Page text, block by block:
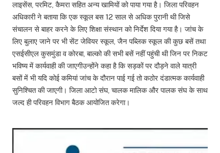
लाइसेंस, परमिट, कैमरा सहित अन्य खामियों को पाया गया है। जिला परिवहन
अधिकारी ने बताया कि एक स्कूल बस 12 साल से अधिक पुरानी थी जिसे
संचालन से बाहर करने के लिए शिक्षा संस्थान को निर्देश दिया गया है। जांच के
लिए बुलाए जाने पर भी सेंट जेवियर स्कूल, जैन पब्लिक स्कूल की कुछ बसें तथा
एसईसीएल कुसमुंडा व कोरबा, बाल्को की सभी बसें नहीं पहुंची थी जिन पर निकट
भविष्य में कार्यवाही की जाएगीउन्होंने कहा है कि सड़कों पर दौड़ने वाले यात्री
बसों में भी यदि कोई कमियां जांच के दौरान पाई गई तो कठोर दंडात्मक कार्यवाही
सुनिश्चित की जाएगी। जिला आटो संघ, चालक मालिक और पालक संघ के साथ
जल्द ही परिवहन विभाग बैठक आयोजित करेगा।